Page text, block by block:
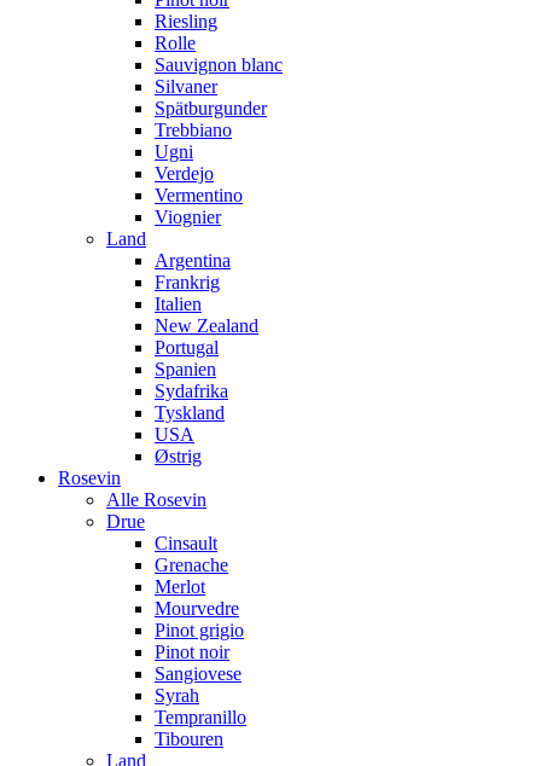
Riesling
Rolle
Sauvignon blanc
Silvaner
Spätburgunder
Trebbiano
Ugni
Verdejo
Vermentino
Viognier
Land
Argentina
Frankrig
Italien
New Zealand
Portugal
Spanien
Sydafrika
Tyskland
USA
Østrig
Rosevin
Alle Rosevin
Drue
Cinsault
Grenache
Merlot
Mourvedre
Pinot grigio
Pinot noir
Sangiovese
Syrah
Tempranillo
Tibouren
Land